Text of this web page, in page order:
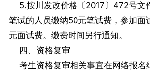
5.按川发改价格〔2017〕472号文
笔试的人员缴纳50元笔试费，参加面
元面试费。缴费时间另行通知。
四、资格复审
考生资格复审相关事宜在网络报名